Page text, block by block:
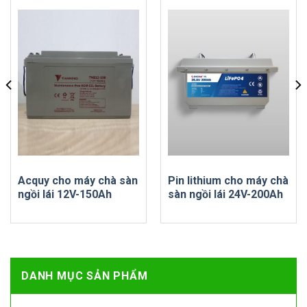
DANH MỤC SẢN PHẨM
Acquy cho máy chà sàn
ngồi lái 12V-150Ah
Pin lithium cho máy chà
sàn ngồi lái 24V-200Ah